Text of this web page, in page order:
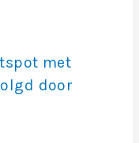
met
door